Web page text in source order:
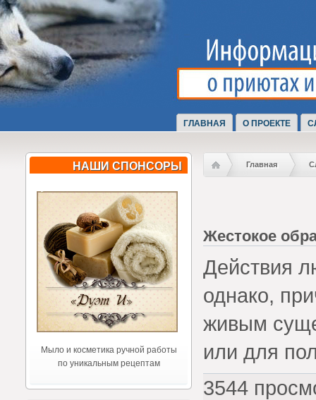
ГЛАВНАЯ О ПРОЕКТЕ
НАШИ СПОНСОРЫ
Мыло и косметика ручной работы
по уникальным рецептам
Главная
Жестокое
Действия
однако,
живым
или для
3544